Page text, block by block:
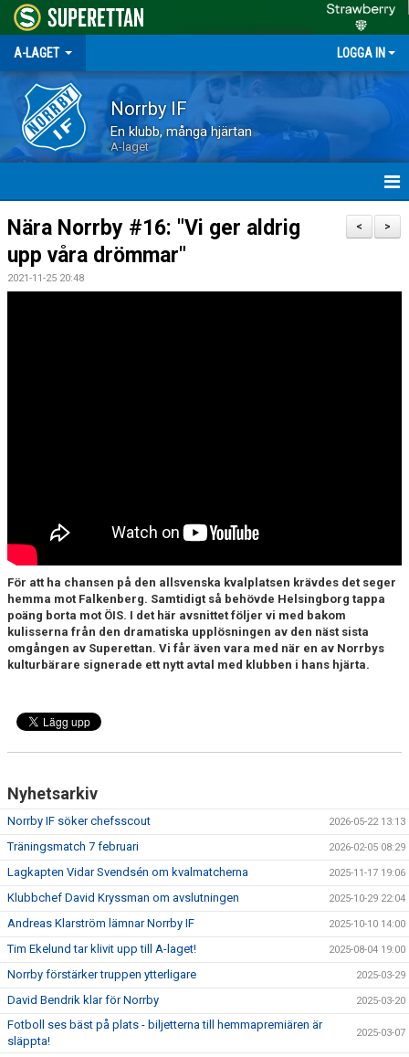
A-LAGET LOGGA IN
Norrby IF
En klubb, många hjärtan
A-laget
HEM
NYHETER
TABELL ETTAN SÖDRA 2025
>
<
Nära Norrby #16: "Vi ger aldrig
upp våra drömmar"
2021-11-25 20:48
För att ha chansen på den allsvenska kvalplatsen krävdes det seger
hemma mot Falkenberg. Samtidigt så behövde Helsingborg tappa
poäng borta mot ÖIS. I det här avsnittet följer vi med bakom
kulisserna från den dramatiska upplösningen av den näst sista
omgången av Superettan. Vi får även vara med när en av Norrbys
kulturbärare signerade ett nytt avtal med klubben i hans hjärta.
Nyhetsarkiv
Norrby IF söker chefsscout 2026-05-22 13:13
Träningsmatch 7 februari 2026-02-05 08:29
Lagkapten Vidar Svendsén om kvalmatcherna 2025-11-17 19:06
Klubbchef David Kryssman om avslutningen 2025-10-29 22:04
Andreas Klarström lämnar Norrby IF 2025-10-10 14:00
Tim Ekelund tar klivit upp till A-laget! 2025-08-04 19:00
Norrby förstärker truppen ytterligare 2025-03-29
David Bendrik klar för Norrby 2025-03-20
Fotboll ses bäst på plats - biljetterna till hemmapremiären är
släppta!
2025-03-07